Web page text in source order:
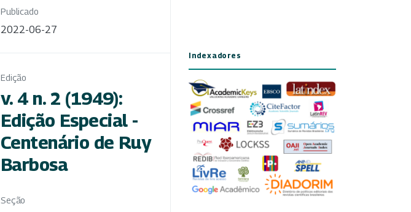
Publicado
2022-06-27
Edição
v. 4 n. 2 (1949):
Edição Especial -
Centenário de Ruy
Barbosa
Seção
Indexadores